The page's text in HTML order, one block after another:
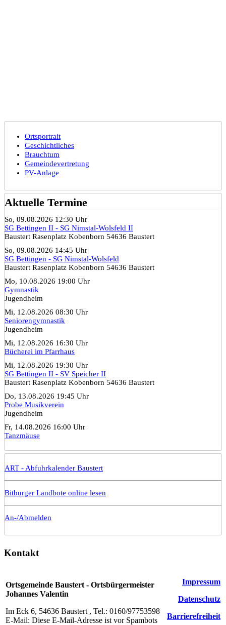
Ortsportrait
Geschichtliches
Brauchtum
Gemeindevertretung
PV-Anlage
Aktuelle Termine
So, 09.08.2026 12:30 Uhr
SG Bettingen II - SG Nimstal-Wolsfeld II
Baustert Rasenplatz Kobenborn 54636 Baustert
So, 09.08.2026 14:45 Uhr
SG Bettingen - SG Nimstal-Wolsfeld
Baustert Rasenplatz Kobenborn 54636 Baustert
Mo, 10.08.2026 19:00 Uhr
Gymnastik
Jugendheim
Mi, 12.08.2026 08:30 Uhr
Seniorengymnastik
Jugendheim
Mi, 12.08.2026 16:30 Uhr
Bücherei im Pfarrhaus
Mi, 12.08.2026 19:30 Uhr
SG Bettingen II - SV Speicher II
Baustert Rasenplatz Kobenborn 54636 Baustert
Do, 13.08.2026 19:45 Uhr
Probe Musikverein
Jugendheim
Fr, 14.08.2026 16:00 Uhr
Tanzmäuse
ART - Abfuhrkalender Baustert
Bitburger Landbote online lesen
An-/Abmelden
Kontakt
Ortsgemeinde Baustert - Ortsbürgermeister
Johannes Valentin
Im Eck 6, 54636 Baustert , Tel.: 0160/97753598
E-Mail: Diese E-Mail-Adresse ist vor Spambots
Impressum
Datenschutz
Barrierefreiheit